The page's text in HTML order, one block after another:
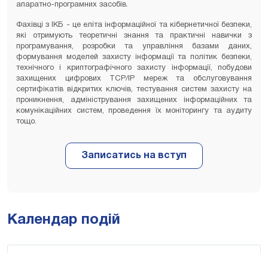
апаратно-програмних засобів.
Фахівці з ІКБ - це еліта інформаційної та кібернетичної безпеки,
які отримують теоретичні знання та практичні навички з
програмування, розробки та управління базами даних,
формування моделей захисту інформації та політик безпеки,
технічного і криптографічного захисту інформації, побудови
захищених цифрових TCP/IP мереж та обслуговування
сертифікатів відкритих ключів, тестування систем захисту на
проникнення, адміністрування захищених інформаційних та
комунікаційних систем, проведення їх моніторингу та аудиту
тощо.
Календар подій